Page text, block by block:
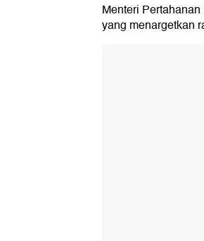
Menteri
yang menargetkan